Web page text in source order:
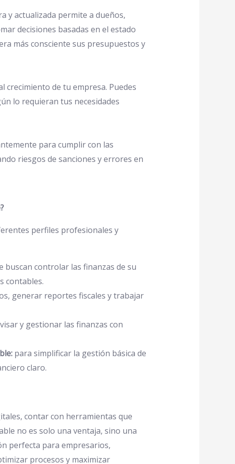
y actualizada permite a dueños,
decisiones basadas en el estado
más consciente sus presupuestos y
crecimiento de tu empresa. Puedes
lo requieran tus necesidades
para cumplir con las
riesgos de sanciones y errores en
perfiles profesionales y
buscan controlar las finanzas de su
contables.
generar reportes fiscales y trabajar
y gestionar las finanzas con
para simplificar la gestión básica de
claro.
contar con herramientas que
no es solo una ventaja, sino una
perfecta para empresarios,
procesos y maximizar